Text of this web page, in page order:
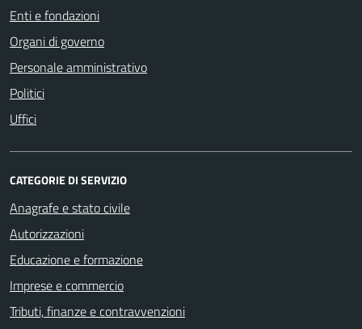
Enti e fondazioni
Organi di governo
Personale amministrativo
Politici
Uffici
CATEGORIE DI SERVIZIO
Anagrafe e stato civile
Autorizzazioni
Educazione e formazione
Imprese e commercio
Tributi, finanze e contravvenzioni